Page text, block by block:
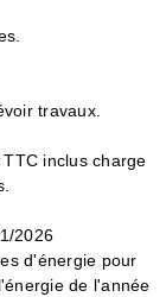
travaux.
inclus charge
2026
d'énergie pour
de l'année